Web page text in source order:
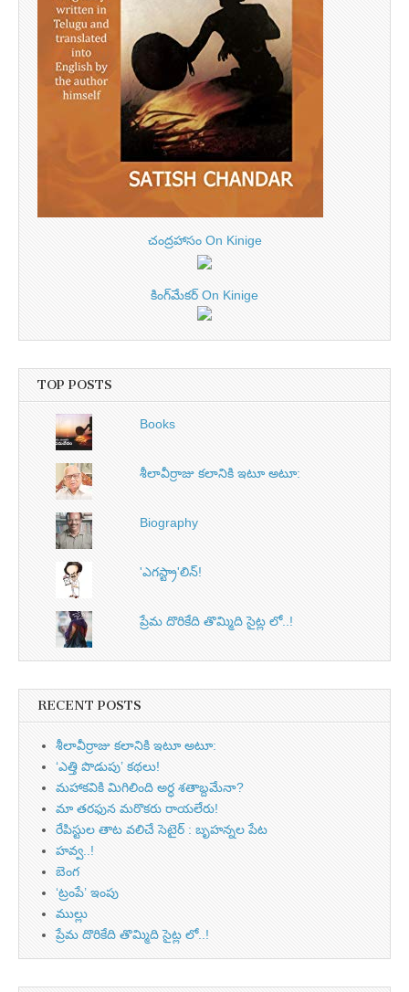
చంద్రహాసం On Kinige
కింగ్‌మేకర్ On Kinige
TOP POSTS
Books
శీలావీర్రాజు కలానికి ఇటూ అటూ:
Biography
'ఎగస్ట్రా'లిన్‌!
ప్రేమ దొరికేది తొమ్మిది సైట్ల లో..!
RECENT POSTS
శీలావీర్రాజు కలానికి ఇటూ అటూ:
‘ఎత్తి పొడుపు’ కథలు!
మహాకవికి మిగిలింది అర్ధ శతాబ్దమేనా?
మా తరఫున మరొకరు రాయలేరు!
రేపిస్టుల తాట వలిచే సెటైర్ : బృహన్నల పేట
హవ్వ..!
బెంగ
‘ట్రంపే’ ఇంపు
ముల్లు
ప్రేమ దొరికేది తొమ్మిది సైట్ల లో..!